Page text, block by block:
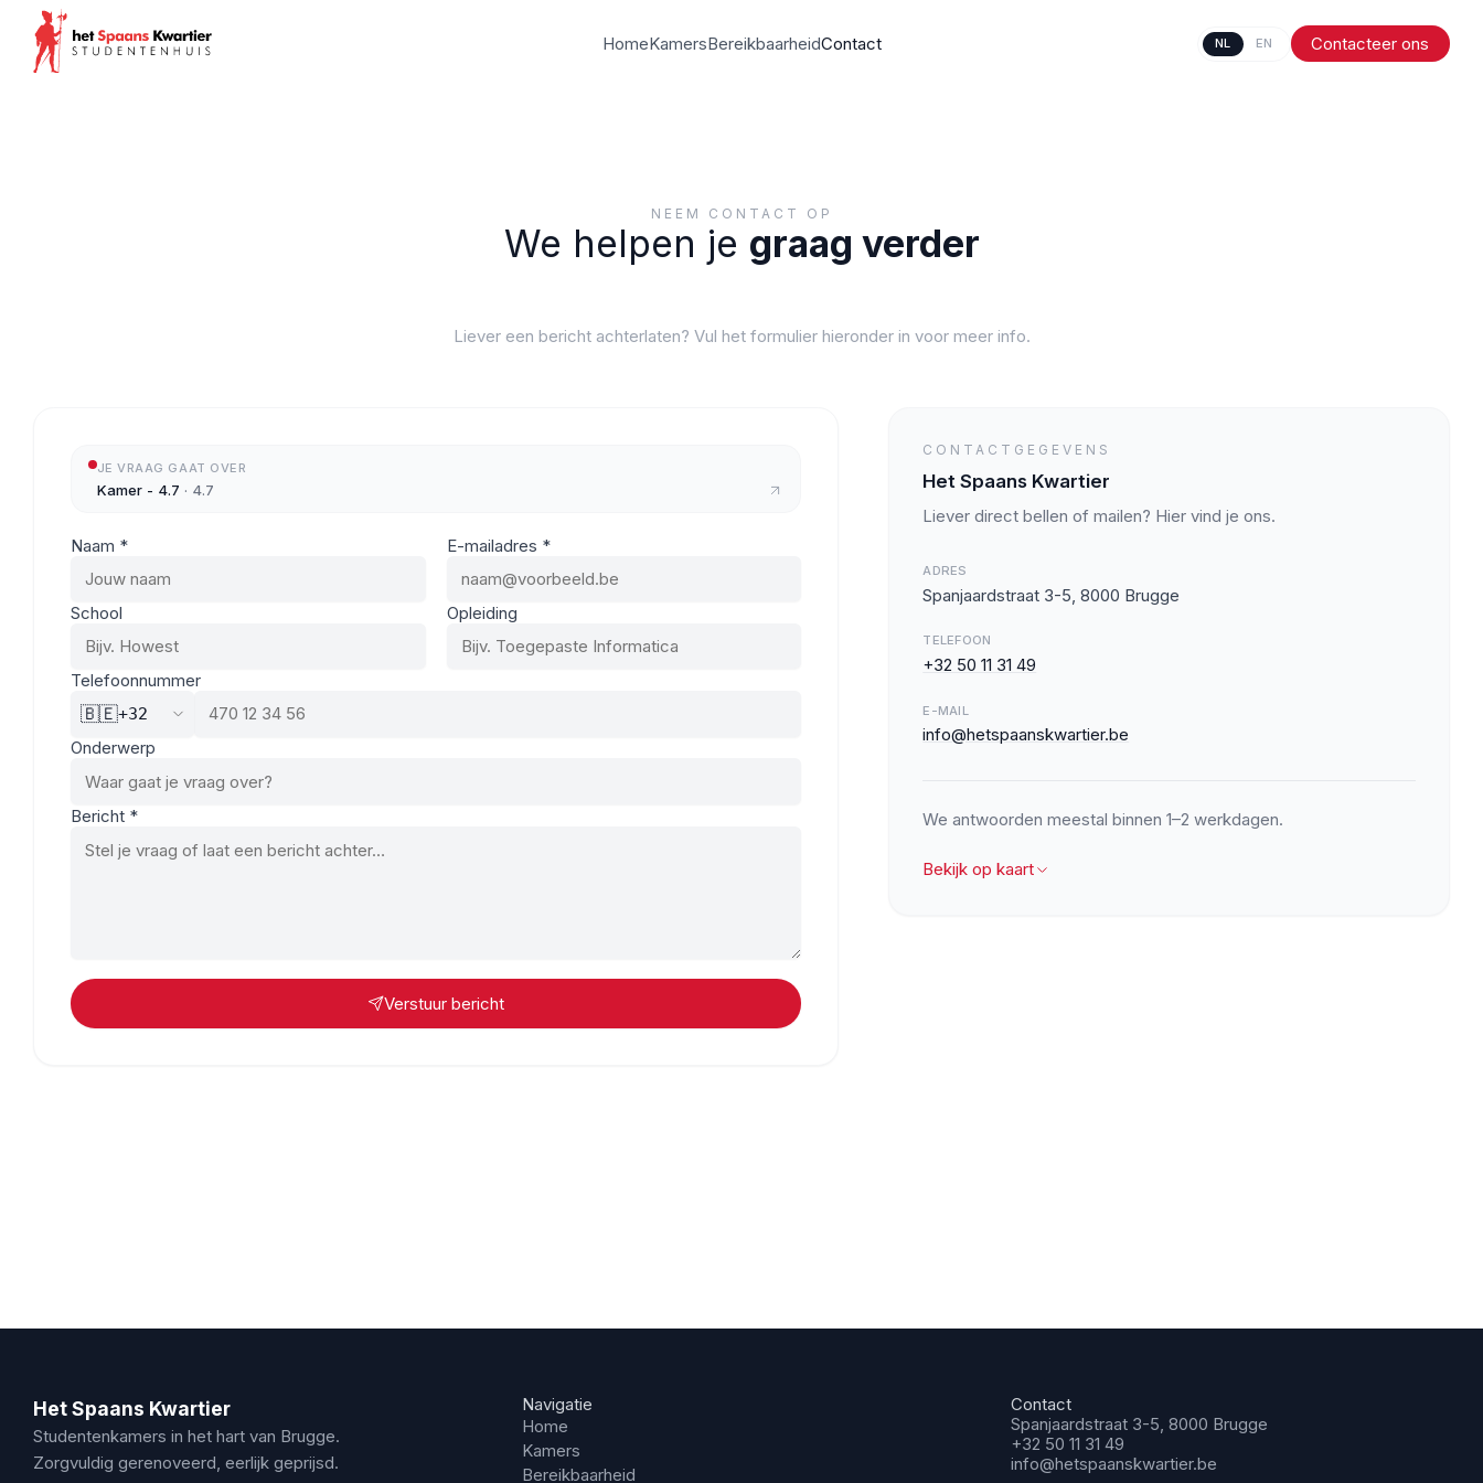
HomeKamersBereikbaarheidContact NL EN Contacteer ons
NEEM CONTACT OP
We helpen je graag verder
Liever een bericht achterlaten? Vul het formulier hieronder in voor meer info.
JE VRAAG GAAT OVER
Kamer - 4.7 · 4.7
Naam * E-mailadres *
School Opleiding
Telefoonnummer
🇧🇪+32
Onderwerp
Bericht *
Verstuur bericht
CONTACTGEGEVENS
Het Spaans Kwartier
Liever direct bellen of mailen? Hier vind je ons.
ADRES
Spanjaardstraat 3-5, 8000 Brugge
TELEFOON
+32 50 11 31 49
E-MAIL
info@hetspaanskwartier.be
We antwoorden meestal binnen 1–2 werkdagen.
Bekijk op kaart
Het Spaans Kwartier
Studentenkamers in het hart van Brugge.
Zorgvuldig gerenoveerd, eerlijk geprijsd.
Navigatie
Home
Kamers
Bereikbaarheid
Contact
Spanjaardstraat 3-5, 8000 Brugge
+32 50 11 31 49
info@hetspaanskwartier.be